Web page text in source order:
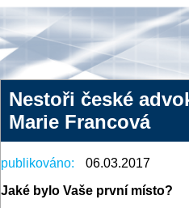
Nestoři české
Marie Francová
publikováno:
06.03.2017
Jaké bylo Vaše první místo?